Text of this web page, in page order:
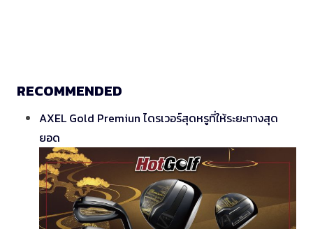
RECOMMENDED
AXEL Gold Premiun ไดรเวอร์สุดหรูที่ให้ระยะทางสุด
ยอด